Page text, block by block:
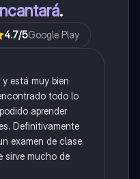
.
4.7/5Google Play
está muy bien
todo lo
aprender
Definitivamente
examen de clase.
sirve mucho de